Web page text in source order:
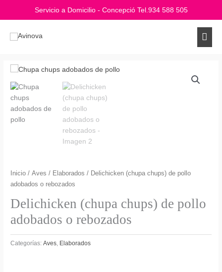
Servicio a Domicilio - Concepció Tel. 934 588 505
Inicio /Aves / Elaborados / Delichicken (chupa chups) de pollo
adobados o rebozados
Delichicken (chupa chups) de pollo
adobados o rebozados
Categorías:Aves, Elaborados